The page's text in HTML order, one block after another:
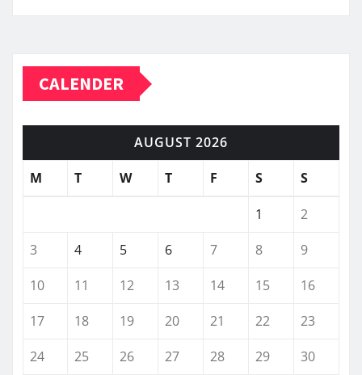
CALENDER
AUGUST 2026
M
T W T F S S
1
2
3
4 5 6 7 8
9
10
11 12 13 14 15
16
17
18 19 20 21 22
23
24
25 26 27 28 29 30